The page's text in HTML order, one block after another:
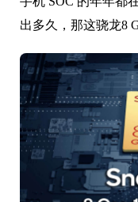
出多久，那这骁龙8